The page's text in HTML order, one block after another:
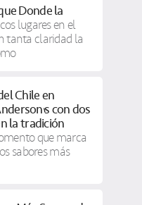
Donde la
lugares en el
tanta claridad la
Chile en
con dos
la tradición
que marca
sabores más